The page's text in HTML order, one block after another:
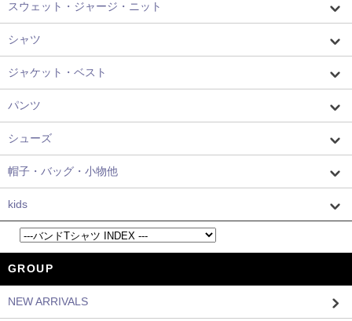
スウェット・ジャージ・ニット
シャツ
ジャケット・ベスト
パンツ
シューズ
帽子・バッグ・小物他
kids
GROUP
NEW ARRIVALS